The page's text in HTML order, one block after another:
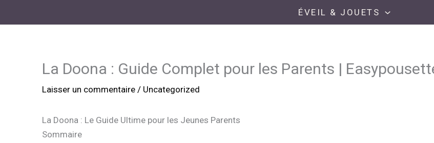
ÉVEIL & JOUETS
La Doona : Guide Complet pour les Parents |
Laisser un commentaire / Uncategorized
La Doona : Le Guide Ultime pour les Jeunes Parents
Sommaire